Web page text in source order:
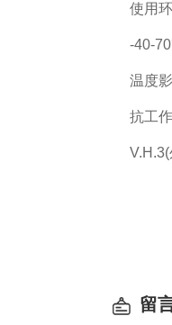
带边)
Y-
轴向
使用
-40-
温度
抗工
留